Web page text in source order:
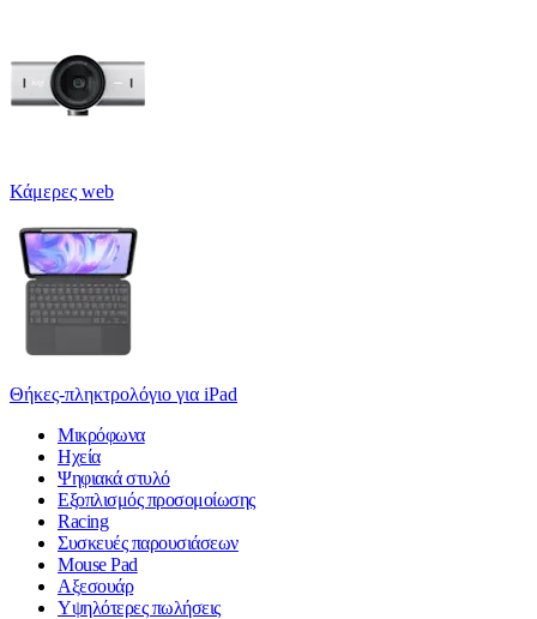
Κάμερες web
Θήκες-πληκτρολόγιο για iPad
Μικρόφωνα
Ηχεία
Ψηφιακά στυλό
Εξοπλισμός προσομοίωσης
Racing
Συσκευές παρουσιάσεων
Mouse Pad
Αξεσουάρ
Υψηλότερες πωλήσεις